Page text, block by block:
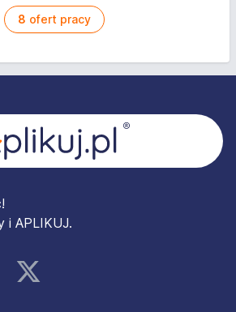
8 ofert pracy
i APLIKUJ.
Instagram